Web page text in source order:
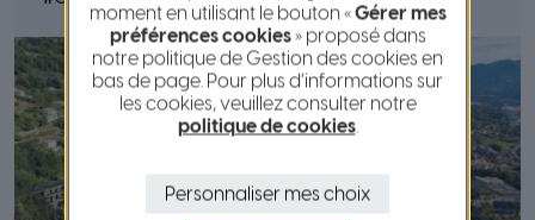
moment en utilisant le bouton «Gérer mes
préférences cookies» proposé dans
notre politique de Gestion des cookies en
bas de page. Pour plus d’informations sur
les cookies, veuillez consulter notre
politique de cookies.
Personnaliser mes choix